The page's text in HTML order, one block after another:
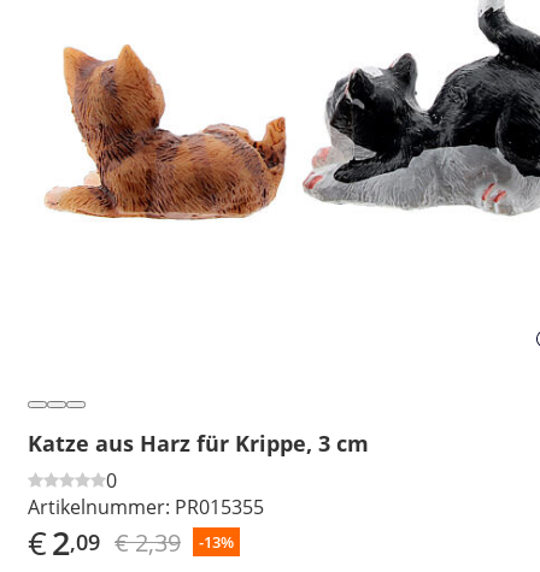
Katze aus Harz für Krippe, 3 cm
0
Artikelnummer: PR015355
€2,09 € 2,39 -13%